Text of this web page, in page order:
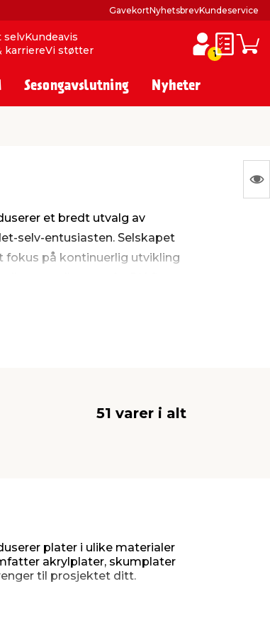
selvKundeavis
karriereVi støtter 1
GavekortNyhetsbrevKundeservice
Sesongavslutning Nyheter
et bredt utvalg av
selv-entusiasten. Selskapet
fokus på kontinuerlig utvikling
51 varer i alt
plater i ulike materialer
akrylplater, skumplater
til prosjektet ditt.